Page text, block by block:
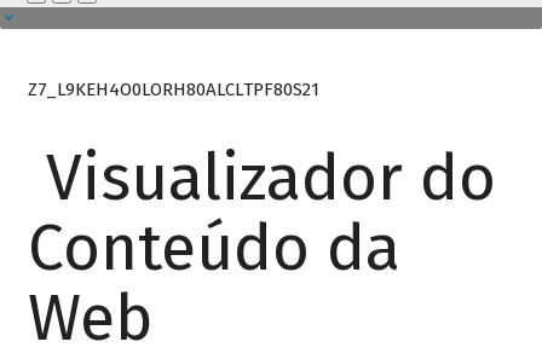
Z7_L9KEH4O0LORH80ALCLTPF80S21
Visualizador do
Conteúdo da
Web